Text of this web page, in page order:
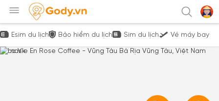
Esim du lịch Bảo hiểm du lịch Sim du lịch Vé máy bay